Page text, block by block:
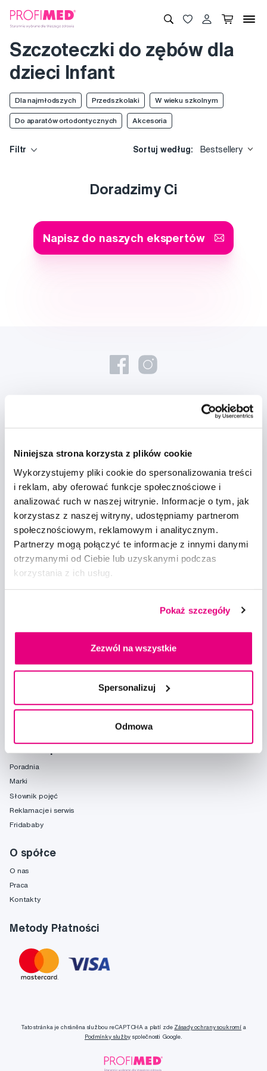
Niniejsza strona korzysta z plików cookie
Wykorzystujemy pliki cookie do spersonalizowania treści
i reklam, aby oferować funkcje społecznościowe i
analizować ruch w naszej witrynie. Informacje o tym, jak
korzystasz z naszej witryny, udostępniamy partnerom
społecznościowym, reklamowym i analitycznym.
Partnerzy mogą połączyć te informacje z innymi danymi
otrzymanymi od Ciebie lub uzyskanymi podczas
korzystania z ich usług.
Pokaż szczegóły
Zezwól na wszystkie
Spersonalizuj
Odmowa
Szczoteczki do zębów dla
dzieci Infant
Dla najmłodszych Przedszkolaki W wieku szkolnym
Do aparatów ortodontycznych Akcesoria
Filtr Sortuj według: Bestsellery
Doradzimy Ci
Napisz do naszych ekspertów
Zapytaj o poradę
Ochrona danych osobowych
Poradnia
Marki
Słownik pojęć
Reklamacje i serwis
Fridababy
O spółce
O nas
Praca
Kontakty
Metody Płatności
Zapisz się
Chcę otrzymywać informacje o nowościach i ofertach specjalnych i
wyrażam zgodę na przetwarzanie danych osobowychw tym celu.
Tato stránka je chráněna službou reCAPTCHA a platí zde Zásady ochrany soukromí a
Podmínky službyspolečnosti Google.